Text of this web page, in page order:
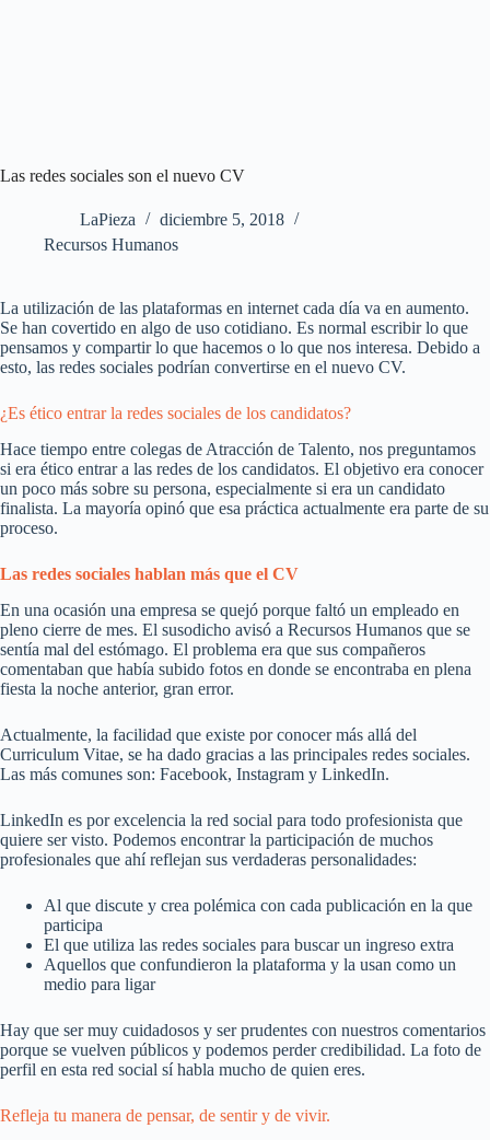
Las redes sociales son el nuevo CV
LaPieza
diciembre 5, 2018
Recursos Humanos
La utilización de las plataformas en internet cada día va en aumento.
Se han covertido en algo de uso cotidiano. Es normal escribir lo que
pensamos y compartir lo que hacemos o lo que nos interesa. Debido a
esto, las redes sociales podrían convertirse en el nuevo CV.
¿Es ético entrar la redes sociales de los candidatos?
Hace tiempo entre colegas de Atracción de Talento, nos preguntamos
si era ético entrar a las redes de los candidatos. El objetivo era conocer
un poco más sobre su persona, especialmente si era un candidato
finalista. La mayoría opinó que esa práctica actualmente era parte de su
proceso.
Las redes sociales hablan más que el CV
En una ocasión una empresa se quejó porque faltó un empleado en
pleno cierre de mes. El susodicho avisó a Recursos Humanos que se
sentía mal del estómago. El problema era que sus compañeros
comentaban que había subido fotos en donde se encontraba en plena
fiesta la noche anterior, gran error.
Actualmente, la facilidad que existe por conocer más allá del
Curriculum Vitae, se ha dado gracias a las principales redes sociales.
Las más comunes son: Facebook, Instagram y LinkedIn.
LinkedIn es por excelencia la red social para todo profesionista que
quiere ser visto. Podemos encontrar la participación de muchos
profesionales que ahí reflejan sus verdaderas personalidades:
Al que discute y crea polémica con cada publicación en la que
participa
El que utiliza las redes sociales para buscar un ingreso extra
Aquellos que confundieron la plataforma y la usan como un
medio para ligar
Hay que ser muy cuidadosos y ser prudentes con nuestros comentarios
porque se vuelven públicos y podemos perder credibilidad. La foto de
perfil en esta red social sí habla mucho de quien eres.
Refleja tu manera de pensar, de sentir y de vivir.